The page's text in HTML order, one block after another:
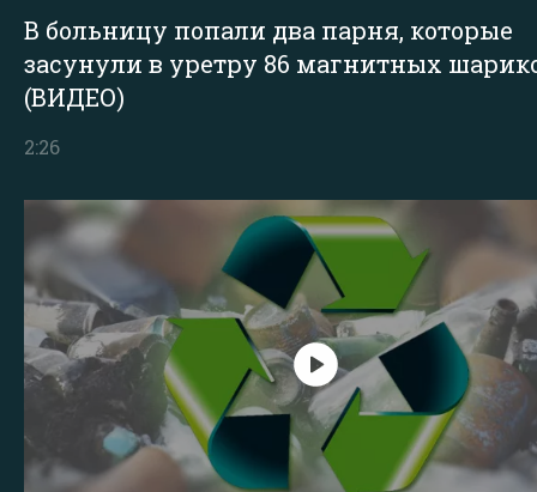
В больницу попали два парня, которые
засунули в уретру 86 магнитных
(ВИДЕО)
2:26